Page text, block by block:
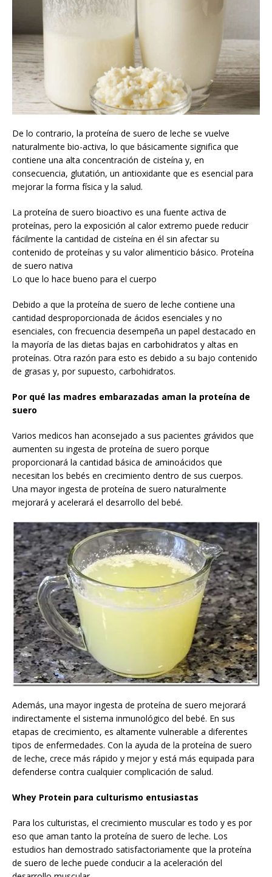
De lo contrario, la proteína de suero de leche se vuelve
naturalmente bio-activa, lo que básicamente significa que
contiene una alta concentración de cisteína y, en
consecuencia, glutatión, un antioxidante que es esencial para
mejorar la forma física y la salud.
La proteína de suero bioactivo es una fuente activa de
proteínas, pero la exposición al calor extremo puede reducir
fácilmente la cantidad de cisteína en él sin afectar su
contenido de proteínas y su valor alimenticio básico. Proteína
de suero nativa
Lo que lo hace bueno para el cuerpo
Debido a que la proteína de suero de leche contiene una
cantidad desproporcionada de ácidos esenciales y no
esenciales, con frecuencia desempeña un papel destacado en
la mayoría de las dietas bajas en carbohidratos y altas en
proteínas. Otra razón para esto es debido a su bajo contenido
de grasas y, por supuesto, carbohidratos.
Por qué las madres embarazadas aman la proteína de
suero
Varios medicos han aconsejado a sus pacientes grávidos que
aumenten su ingesta de proteína de suero porque
proporcionará la cantidad básica de aminoácidos que
necesitan los bebés en crecimiento dentro de sus cuerpos.
Una mayor ingesta de proteína de suero naturalmente
mejorará y acelerará el desarrollo del bebé.
Además, una mayor ingesta de proteína de suero mejorará
indirectamente el sistema inmunológico del bebé. En sus
etapas de crecimiento, es altamente vulnerable a diferentes
tipos de enfermedades. Con la ayuda de la proteína de suero
de leche, crece más rápido y mejor y está más equipada para
defenderse contra cualquier complicación de salud.
Whey Protein para culturismo entusiastas
Para los culturistas, el crecimiento muscular es todo y es por
eso que aman tanto la proteína de suero de leche. Los
estudios han demostrado satisfactoriamente que la proteína
de suero de leche puede conducir a la aceleración del